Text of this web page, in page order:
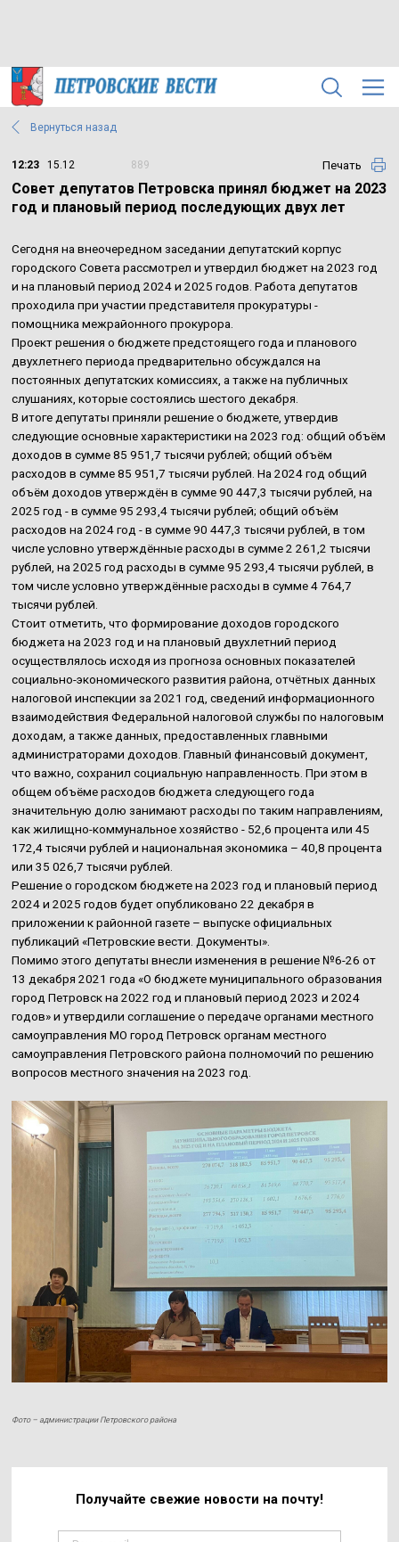
Вернуться назад
12:23 15.12 889 Печать
Совет депутатов Петровска принял бюджет на 2023
год и плановый период последующих двух лет
Сегодня на внеочередном заседании депутатский корпус
городского Совета рассмотрел и утвердил бюджет на 2023 год
и на плановый период 2024 и 2025 годов. Работа депутатов
проходила при участии представителя прокуратуры -
помощника межрайонного прокурора.
Проект решения о бюджете предстоящего года и планового
двухлетнего периода предварительно обсуждался на
постоянных депутатских комиссиях, а также на публичных
слушаниях, которые состоялись шестого декабря.
В итоге депутаты приняли решение о бюджете, утвердив
следующие основные характеристики на 2023 год: общий объём
доходов в сумме 85 951,7 тысячи рублей; общий объём
расходов в сумме 85 951,7 тысячи рублей. На 2024 год общий
объём доходов утверждён в сумме 90 447,3 тысячи рублей, на
2025 год - в сумме 95 293,4 тысячи рублей; общий объём
расходов на 2024 год - в сумме 90 447,3 тысячи рублей, в том
числе условно утверждённые расходы в сумме 2 261,2 тысячи
рублей, на 2025 год расходы в сумме 95 293,4 тысячи рублей, в
том числе условно утверждённые расходы в сумме 4 764,7
тысячи рублей.
Стоит отметить, что формирование доходов городского
бюджета на 2023 год и на плановый двухлетний период
осуществлялось исходя из прогноза основных показателей
социально-экономического развития района, отчётных данных
налоговой инспекции за 2021 год, сведений информационного
взаимодействия Федеральной налоговой службы по налоговым
доходам, а также данных, предоставленных главными
администраторами доходов. Главный финансовый документ,
что важно, сохранил социальную направленность. При этом в
общем объёме расходов бюджета следующего года
значительную долю занимают расходы по таким направлениям,
как жилищно-коммунальное хозяйство - 52,6 процента или 45
172,4 тысячи рублей и национальная экономика – 40,8 процента
или 35 026,7 тысячи рублей.
Решение о городском бюджете на 2023 год и плановый период
2024 и 2025 годов будет опубликовано 22 декабря в
приложении к районной газете – выпуске официальных
публикаций «Петровские вести. Документы».
Помимо этого депутаты внесли изменения в решение №6-26 от
13 декабря 2021 года «О бюджете муниципального образования
город Петровск на 2022 год и плановый период 2023 и 2024
годов» и утвердили соглашение о передаче органами местного
самоуправления МО город Петровск органам местного
самоуправления Петровского района полномочий по решению
вопросов местного значения на 2023 год.
Фото – администрации Петровского района
Получайте свежие новости на почту!